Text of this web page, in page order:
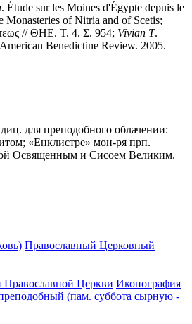
. Étude sur les Moines d'Égypte depuis le
of Nitria and of Scetis;
// ΘΗΕ. Τ. 4. Σ. 954; Vivian T.
Benedictine Review. 2005.
для преподобного облачении:
«Енклистре» мон-ря прп.
Освященным и Сисоем Великим.
Православный Церковный
Церкви Иконография
(пам. суббота сырную -